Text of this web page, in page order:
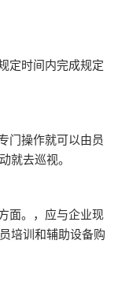
时间内完成规定
操作就可以由员
就去巡视。
。，应与企业现
培训和辅助设备购